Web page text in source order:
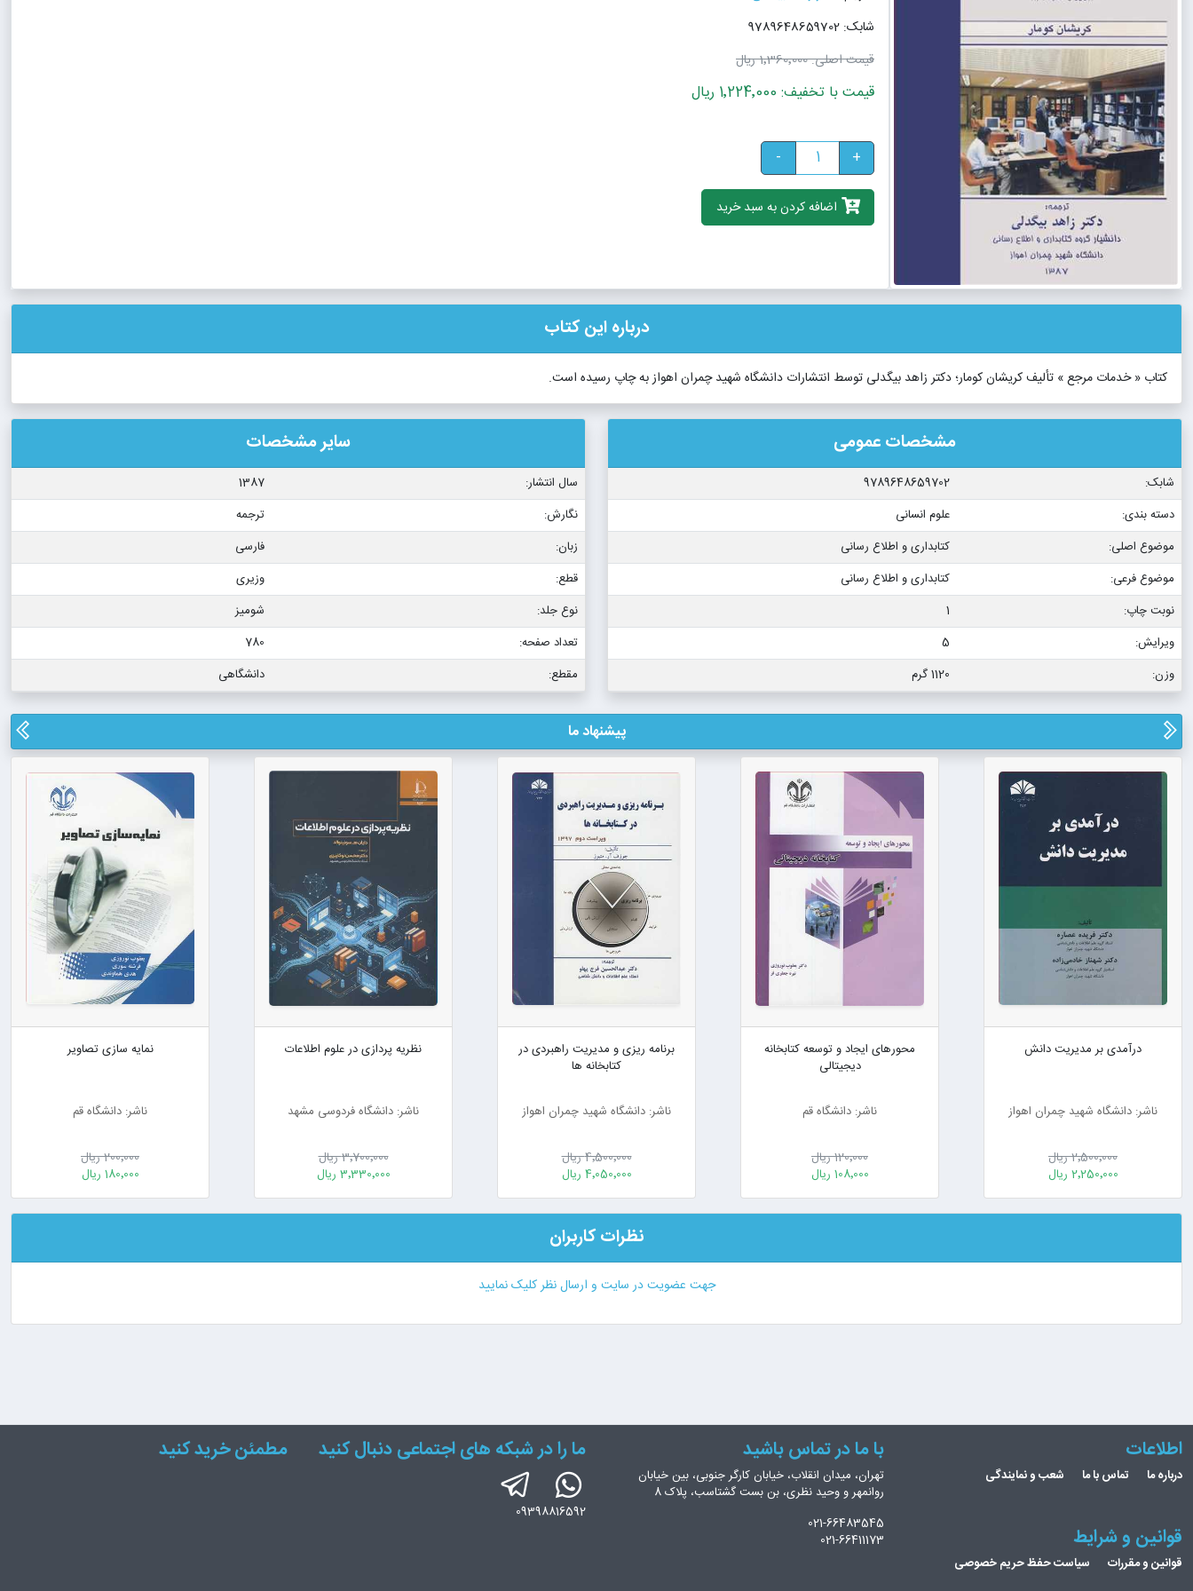
شابک: 9789648659702
قیمت اصلی:1٬360٬000 ریال
قیمت با تخفیف: 1٬224٬000 ریال
+
-
اضافه کردن به سبد خرید
درباره این کتاب
کتاب « خدمات مرجع » تألیف کریشان کومار؛ دکتر زاهد بیگدلی توسط انتشارات دانشگاه شهید چمران اهواز به چاپ رسیده است.
مشخصات عمومی
شابک:
9789648659702
دسته بندی:
علوم انسانی
موضوع اصلی:
کتابداری و اطلاع رسانی
موضوع فرعی:
کتابداری و اطلاع رسانی
نوبت چاپ:
1
ویرایش:
5
وزن:
1120 گرم
سایر مشخصات
سال انتشار:
1387
نگارش:
ترجمه
زبان:
فارسی
قطع:
وزیری
نوع جلد:
شومیز
تعداد صفحه:
780
مقطع:
دانشگاهی
پیشنهاد ما
درآمدی بر مدیریت دانش
ناشر: دانشگاه شهید چمران اهواز
2٬500٬000 ریال
2٬250٬000 ریال
محورهای ایجاد و توسعه کتابخانه
دیجیتالی
ناشر: دانشگاه قم
120٬000 ریال
108٬000 ریال
برنامه ریزی و مدیریت راهبردی در
کتابخانه ها
ناشر: دانشگاه شهید چمران اهواز
4٬500٬000 ریال
4٬050٬000 ریال
نظریه پردازی در علوم اطلاعات
ناشر: دانشگاه فردوسی مشهد
3٬700٬000 ریال
3٬330٬000 ریال
نمایه سازی تصاویر
ناشر: دانشگاه قم
200٬000 ریال
180٬000 ریال
نظرات کاربران
جهت عضویت در سایت و ارسال نظر کلیک نمایید
اطلاعات
درباره ما تماس با ما شعب و نمایندگی
قوانین و شرایط
قوانین و مقررات سیاست حفظ حریم خصوصی
با ما در تماس باشید
تهران، میدان انقلاب، خیابان کارگر جنوبی، بین خیابان
روانمهر و وحید نظری، بن بست گشتاسب، پلاک 8
021-66483545
021-66411173
ما را در شبکه های اجتماعی دنبال کنید
09398816592
مطمئن خرید کنید